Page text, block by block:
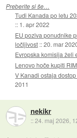
Preberite si še…
Tudi Kanada po letu
:: 1. apr 2022
EU poziva ponudnike
ločljivost ::20. mar
Evropska komisija želi
Lenovo hoče kupiti RIM
V Kanadi ostaja
2011
nekikr
::24. maj 2026,